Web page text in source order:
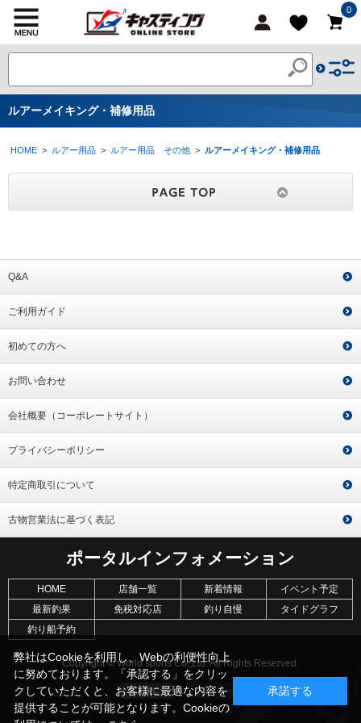
0
ルアーメイキング・補修用品
HOME > ルアー用品 > ルアー用品 その他 > ルアーメイキング・補修用品
Q&A
ご利用ガイド
初めての方へ
お問い合わせ
会社概要（コーポレートサイト）
プライバシーポリシー
特定商取引について
古物営業法に基づく表記
ポータルインフォメーション
HOME 店舗一覧 新着情報
イベント予定
最新釣果
免税対応店 釣り自慢
タイドグラフ
釣り船予約
Copyright © World sports Co.,Ltd. All Rights Reserved.
弊社はCookieを利用し、Webの利便性向上
に努めております。「承認する」をクリッ
クしていただくと、お客様に最適な内容を
提供することが可能となります。Cookieの
承諾する